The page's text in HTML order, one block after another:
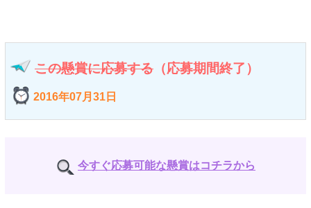
この懸賞に応募する （応募期間終了）
2016年07月31日
今すぐ応募可能な懸賞はコチラから